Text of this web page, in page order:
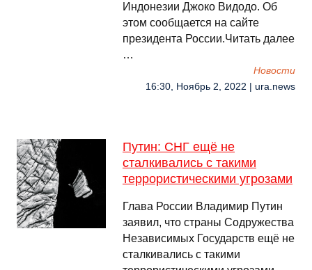
Индонезии Джоко Видодо. Об
этом сообщается на сайте
президента России.Читать далее
…
Новости
16:30, Ноябрь 2, 2022 | ura.news
Путин: СНГ ещё не
сталкивались с такими
террористическими угрозами
Глава России Владимир Путин
заявил, что страны Содружества
Независимых Государств ещё не
сталкивались с такими